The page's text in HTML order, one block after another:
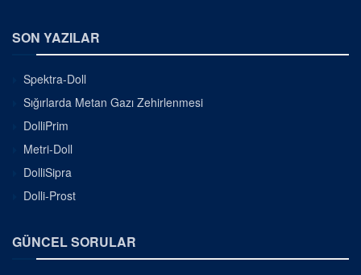
SON YAZILAR
Spektra-Doll
Sığırlarda Metan Gazı Zehirlenmesi
DolliPrim
Metri-Doll
DolliSipra
Dolli-Prost
GÜNCEL SORULAR